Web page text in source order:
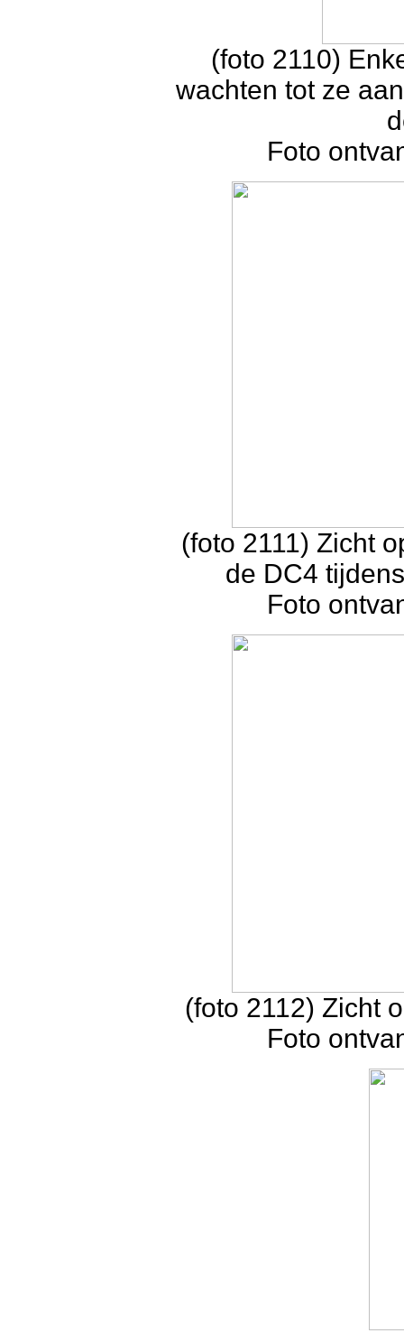
(foto 2110)
wachten tot ze
Foto
(foto 2111) Zicht
de DC4
Foto
(foto 2112) Zicht
Foto